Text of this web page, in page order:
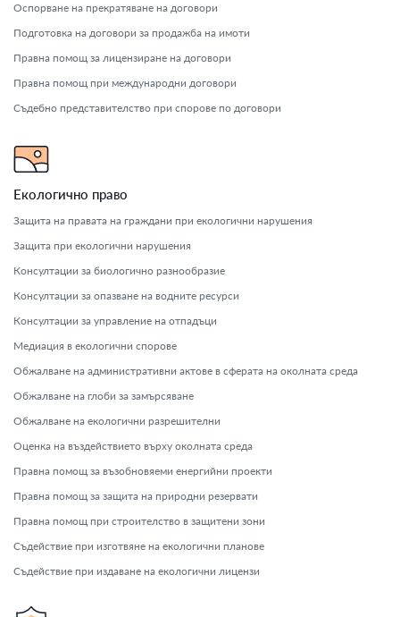
Оспорване на прекратяване на договори
Подготовка на договори за продажба на имоти
Правна помощ за лицензиране на договори
Правна помощ при международни договори
Съдебно представителство при спорове по договори
Екологично право
Защита на правата на граждани при екологични нарушения
Защита при екологични нарушения
Консултации за биологично разнообразие
Консултации за опазване на водните ресурси
Консултации за управление на отпадъци
Медиация в екологични спорове
Обжалване на административни актове в сферата на околната среда
Обжалване на глоби за замърсяване
Обжалване на екологични разрешителни
Оценка на въздействието върху околната среда
Правна помощ за възобновяеми енергийни проекти
Правна помощ за защита на природни резервати
Правна помощ при строителство в защитени зони
Съдействие при изготвяне на екологични планове
Съдействие при издаване на екологични лицензи